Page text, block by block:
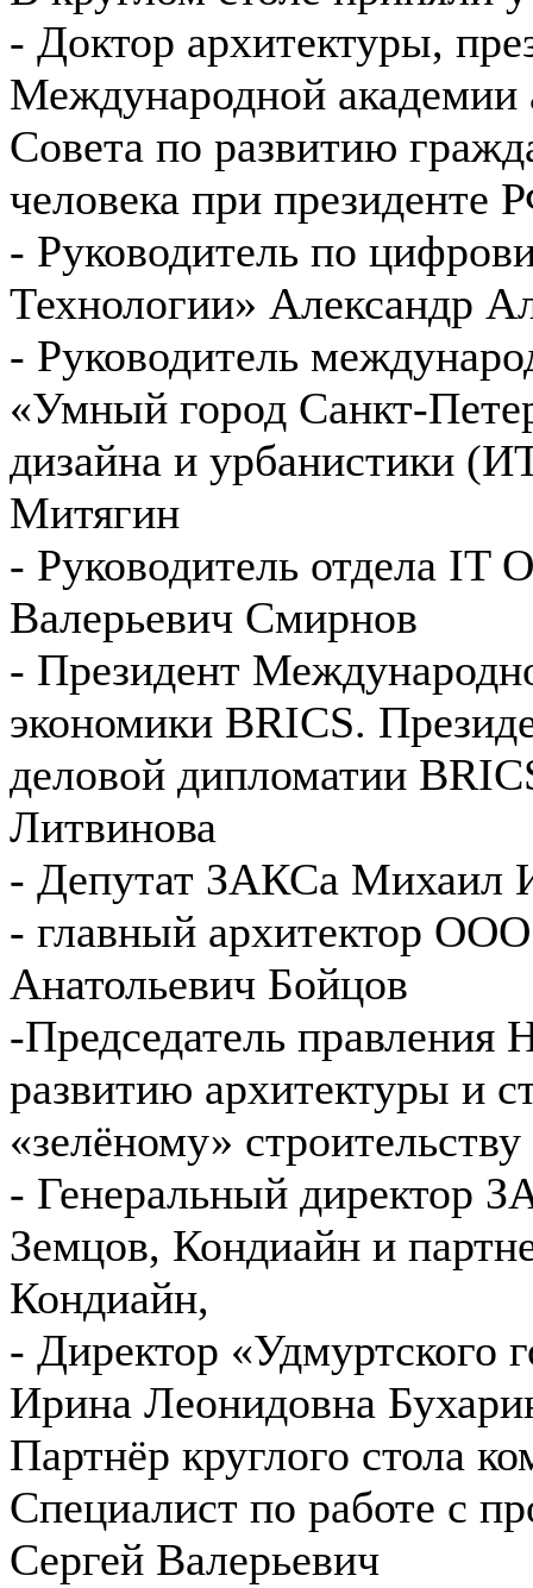
- Доктор архитектуры,
Международной
Совета по развитию
человека при
- Руководитель по
Технологии» Александр
- Руководитель
«Умный город Санкт-
дизайна и урбанистики
Митягин
- Руководитель отдела
Валерьевич Смирнов
- Президент
экономики BRICS.
деловой дипломатии
Литвинова
- Депутат ЗАКСа Михаил
- главный архитектор
Анатольевич Бойцов
-Председатель
развитию архитектуры и
«зелёному»
- Генеральный директор
Земцов, Кондиайн и
Кондиайн,
- Директор «Удмуртского
Ирина Леонидовна
Партнёр круглого стола
Специалист по работе с
Сергей Валерьевич